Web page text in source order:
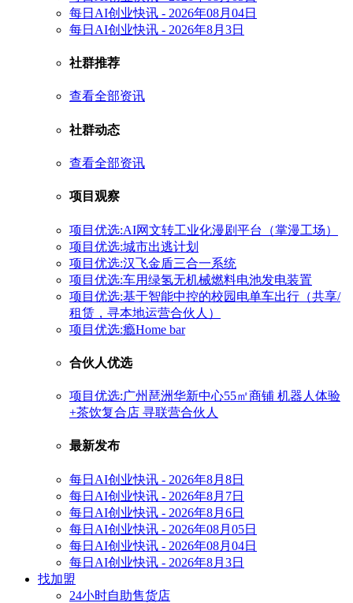
每日AI创业快讯 - 2026年08月04日
每日AI创业快讯 - 2026年8月3日
社群推荐
查看全部资讯
社群动态
查看全部资讯
项目观察
项目优选:AI网文转工业化漫剧平台（掌漫工场）
项目优选:城市出逃计划
项目优选:汉飞金盾三合一系统
项目优选:车用绿氢无机械燃料电池发电装置
项目优选:基于智能中控的校园电单车出行（共享/
租赁，寻本地运营合伙人）
项目优选:瘾Home bar
合伙人优选
项目优选:广州琶洲华新中心55㎡商铺 机器人体验
+茶饮复合店 寻联营合伙人
最新发布
每日AI创业快讯 - 2026年8月8日
每日AI创业快讯 - 2026年8月7日
每日AI创业快讯 - 2026年8月6日
每日AI创业快讯 - 2026年08月05日
每日AI创业快讯 - 2026年08月04日
每日AI创业快讯 - 2026年8月3日
找加盟
24小时自助售货店